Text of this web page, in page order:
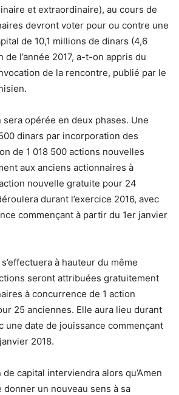
et extraordinaire), au cours de
devront voter pour ou contre une
de 10,1 millions de dinars (4,6
de l’année 2017, a-t-on appris du
de la rencontre, publié par le
opérée en deux phases. Une
dinars par incorporation des
de 1 018 500 actions nouvelles
aux anciens actionnaires à
nouvelle gratuite pour 24
durant l’exercice 2016, avec
commençant à partir du 1er janvier
à hauteur du même
seront attribuées gratuitement
à concurrence de 1 action
25 anciennes. Elle aura lieu durant
une date de jouissance commençant
2018.
capital interviendra alors qu’Amen
donner un nouveau sens à sa